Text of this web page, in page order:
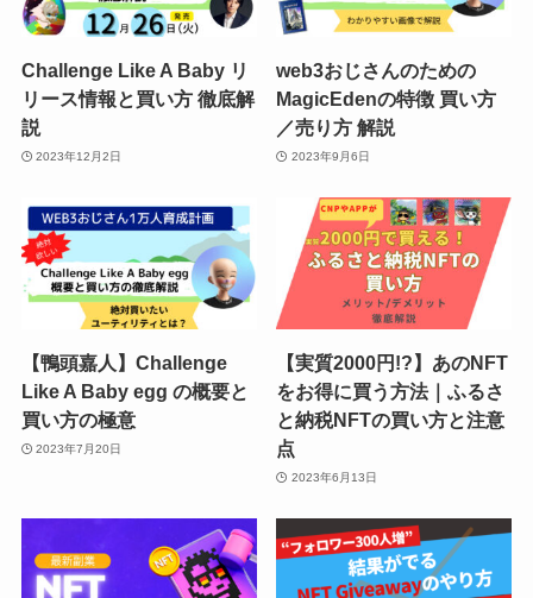
Challenge Like A Baby リ
リース情報と買い方 徹底解
説
2023年12月2日
web3おじさんのための
MagicEdenの特徴 買い方
／売り方 解説
2023年9月6日
【鴨頭嘉人】Challenge
Like A Baby egg の概要と
買い方の極意
2023年7月20日
【実質2000円!?】あのNFT
をお得に買う方法｜ふるさ
と納税NFTの買い方️と注意
点
2023年6月13日